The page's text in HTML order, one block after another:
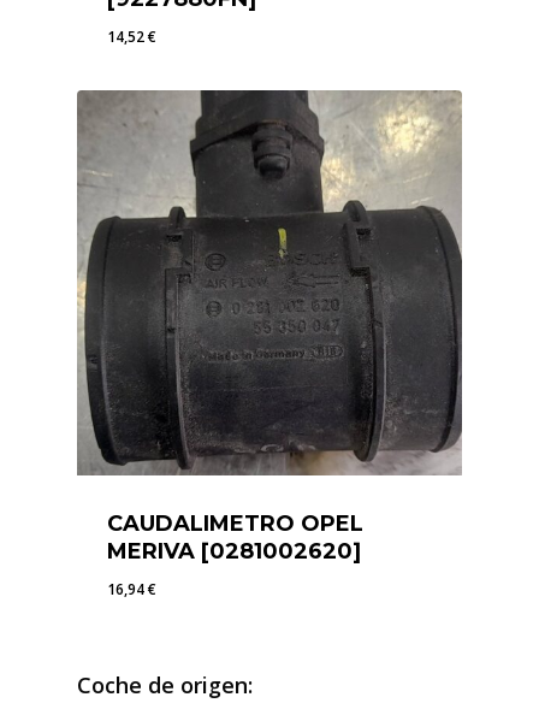
14,52€
CAUDALIMETRO OPEL
MERIVA [0281002620]
16,94€
Coche de origen: